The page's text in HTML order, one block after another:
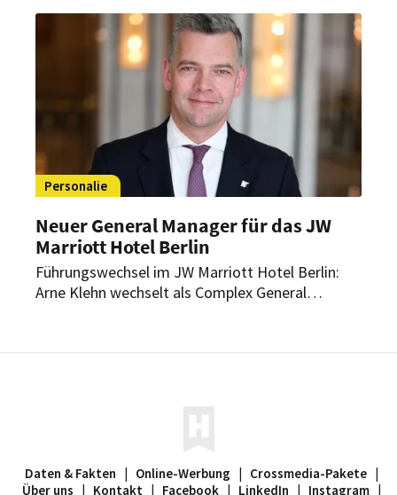
Personalie
Neuer General Manager für das JW
Marriott Hotel Berlin
Führungswechsel im JW Marriott Hotel Berlin:
Arne Klehn wechselt als Complex General
Daten & Fakten | Online-Werbung | Crossmedia-Pakete |
Über uns | Kontakt | Facebook | LinkedIn | Instagram |